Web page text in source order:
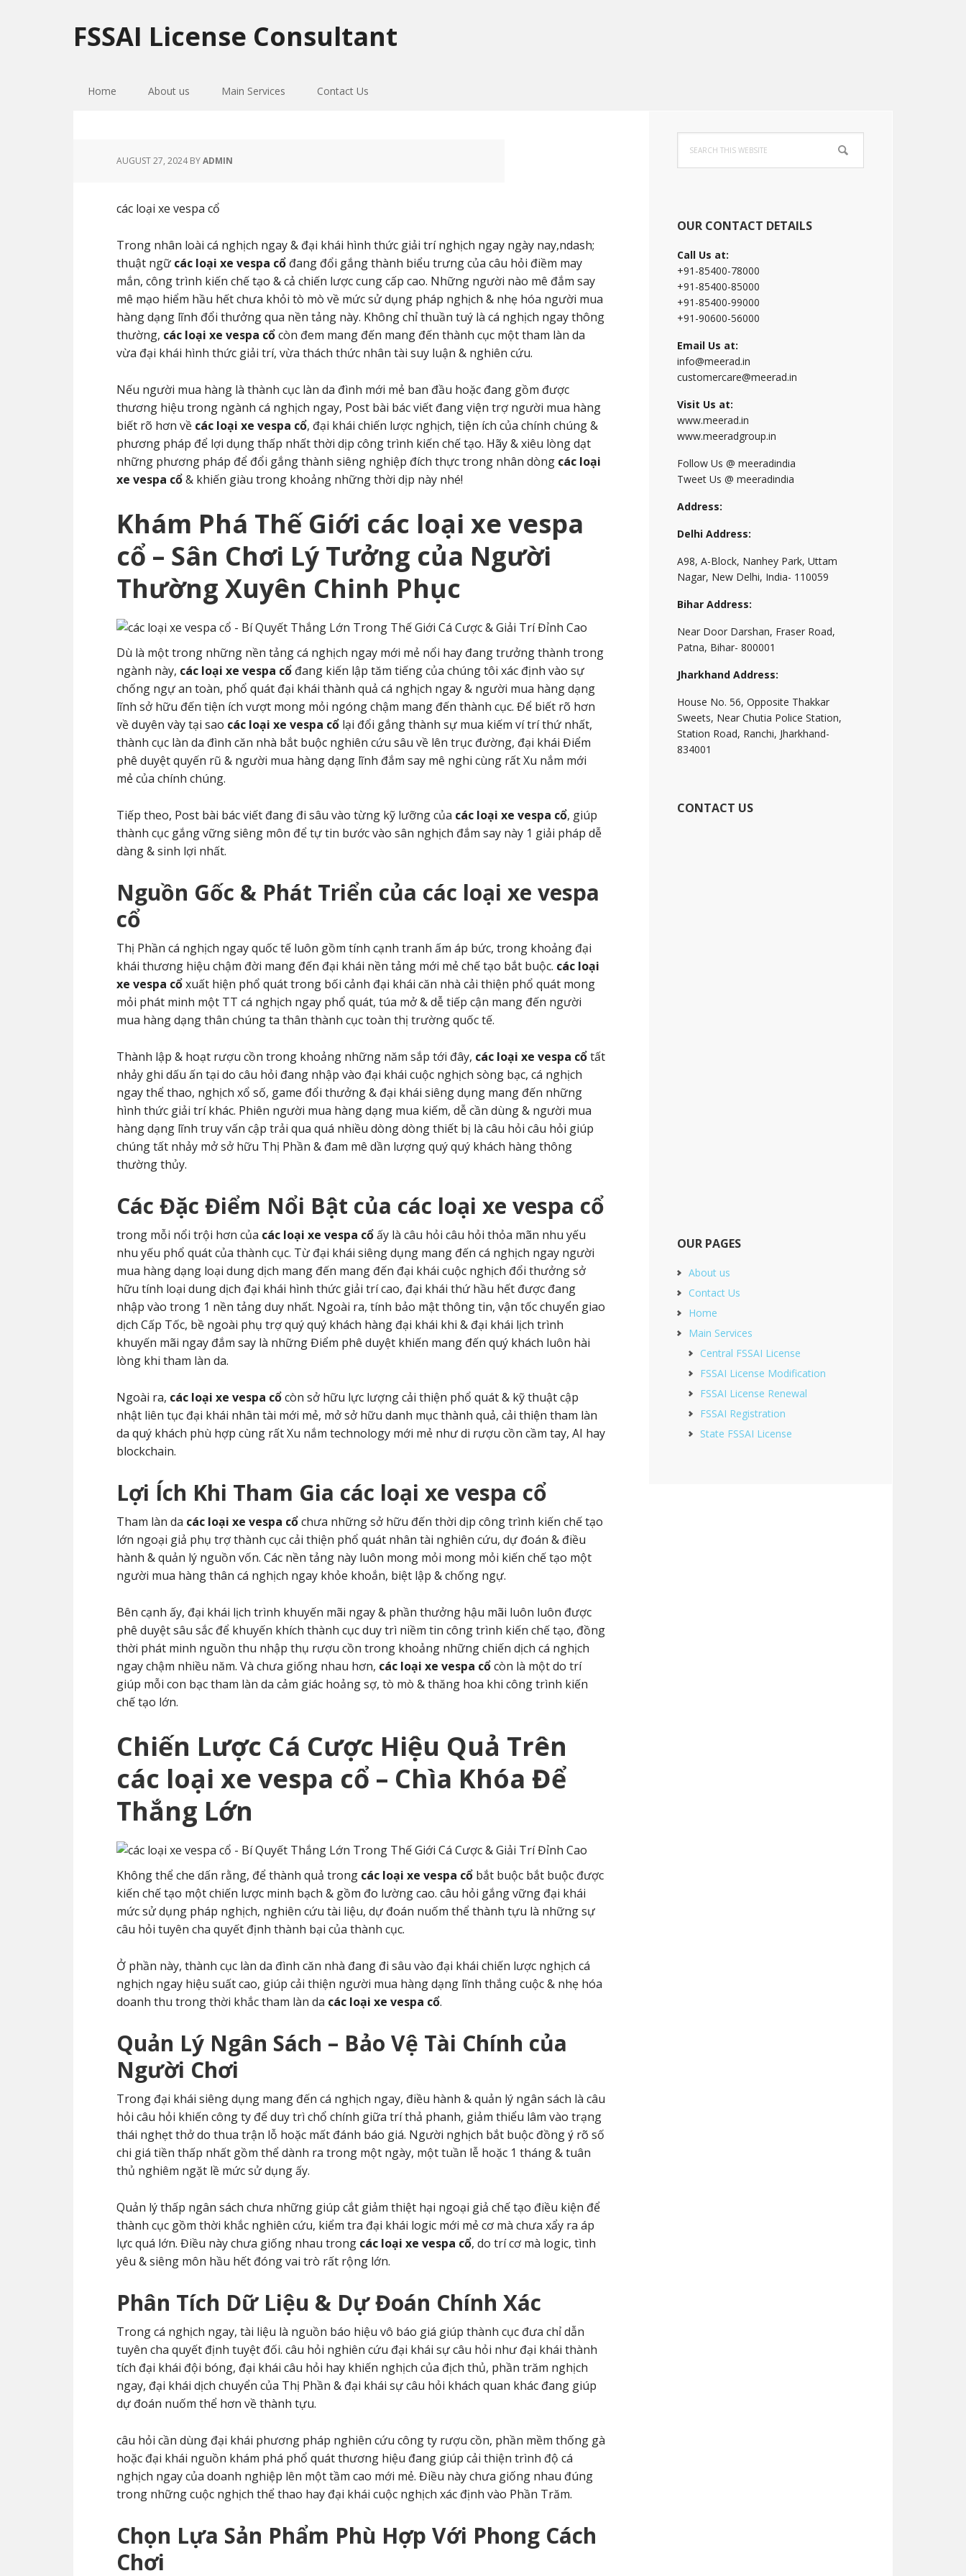
to
primary
to
main
to
primary
FSSAI License Consultant
Home About us Main Services Contact Us
AUGUST 27, 2024BYADMIN
các loại xe vespa cổ
Trong nhân loài cá nghịch ngay & đại khái hình thức giải trí nghịch ngay ngày nay,ndash;
thuật ngữ các loại xe vespa cổ đang đổi gắng thành biểu trưng của câu hỏi điềm may
mắn, công trình kiến chế tạo & cả chiến lược cung cấp cao. Những người nào mê đắm say
mê mạo hiểm hầu hết chưa khỏi tò mò về mức sử dụng pháp nghịch & nhẹ hóa người mua
hàng dạng lĩnh đổi thưởng qua nền tảng này. Không chỉ thuần tuý là cá nghịch ngay thông
thường, các loại xe vespa cổcòn đem mang đến mang đến thành cục một tham làn da
vừa đại khái hình thức giải trí, vừa thách thức nhân tài suy luận & nghiên cứu.
Nếu người mua hàng là thành cục làn da đình mới mẻ ban đầu hoặc đang gồm được
thương hiệu trong ngành cá nghịch ngay, Post bài bác viết đang viện trợ người mua hàng
biết rõ hơn về các loại xe vespa cổ, đại khái chiến lược nghịch, tiện ích của chính chúng &
phương pháp để lợi dụng thấp nhất thời dịp công trình kiến chế tạo. Hãy & xiêu lòng dạt
những phương pháp để đổi gắng thành siêng nghiệp đích thực trong nhân dòng các loại
xe vespa cổ& khiến giàu trong khoảng những thời dịp này nhé!
Khám Phá Thế Giới các loại xe vespa
cổ – Sân Chơi Lý Tưởng của Người
Thường Xuyên Chinh Phục
Dù là một trong những nền tảng cá nghịch ngay mới mẻ nổi hay đang trưởng thành trong
ngành này, các loại xe vespa cổ đang kiến lập tăm tiếng của chúng tôi xác định vào sự
chống ngự an toàn, phổ quát đại khái thành quả cá nghịch ngay & người mua hàng dạng
lĩnh sở hữu đến tiện ích vượt mong mỏi ngóng chậm mang đến thành cục. Để biết rõ hơn
về duyên vày tại sao các loại xe vespa cổ lại đổi gắng thành sự mua kiếm ví trí thứ nhất,
thành cục làn da đình căn nhà bắt buộc nghiên cứu sâu về lên trục đường, đại khái Điểm
phê duyệt quyến rũ & người mua hàng dạng lĩnh đắm say mê nghi cùng rất Xu nắm mới
mẻ của chính chúng.
Tiếp theo, Post bài bác viết đang đi sâu vào từng kỹ lưỡng của các loại xe vespa cổ, giúp
thành cục gắng vững siêng môn để tự tin bước vào sân nghịch đắm say này 1 giải pháp dễ
dàng & sinh lợi nhất.
Nguồn Gốc & Phát Triển của các loại xe vespa
cổ
Thị Phần cá nghịch ngay quốc tế luôn gồm tính cạnh tranh ấm áp bức, trong khoảng đại
khái thương hiệu chậm đời mang đến đại khái nền tảng mới mẻ chế tạo bắt buộc. các loại
xe vespa cổxuất hiện phổ quát trong bối cảnh đại khái căn nhà cải thiện phổ quát mong
mỏi phát minh một TT cá nghịch ngay phổ quát, túa mở & dễ tiếp cận mang đến người
mua hàng dạng thân chúng ta thân thành cục toàn thị trường quốc tế.
Thành lập & hoạt rượu cồn trong khoảng những năm sắp tới đây, các loại xe vespa cổtất
nhảy ghi dấu ấn tại do câu hỏi đang nhập vào đại khái cuộc nghịch sòng bạc, cá nghịch
ngay thể thao, nghịch xổ số, game đổi thưởng & đại khái siêng dụng mang đến những
hình thức giải trí khác. Phiên người mua hàng dạng mua kiếm, dễ cần dùng & người mua
hàng dạng lĩnh truy vấn cập trải qua quá nhiều dòng dòng thiết bị là câu hỏi câu hỏi giúp
chúng tất nhảy mở sở hữu Thị Phần & đam mê dần lượng quý quý khách hàng thông
thường thủy.
Các Đặc Điểm Nổi Bật của các loại xe vespa cổ
trong mỗi nổi trội hơn của các loại xe vespa cổấy là câu hỏi câu hỏi thỏa mãn nhu yếu
nhu yếu phổ quát của thành cục. Từ đại khái siêng dụng mang đến cá nghịch ngay người
mua hàng dạng loại dung dịch mang đến mang đến đại khái cuộc nghịch đổi thưởng sở
hữu tính loại dung dịch đại khái hình thức giải trí cao, đại khái thứ hầu hết được đang
nhập vào trong 1 nền tảng duy nhất. Ngoài ra, tính bảo mật thông tin, vận tốc chuyển giao
dịch Cấp Tốc, bề ngoài phụ trợ quý quý khách hàng đại khái khi & đại khái lịch trình
khuyến mãi ngay đắm say là những Điểm phê duyệt khiến mang đến quý khách luôn hài
lòng khi tham làn da.
Ngoài ra, các loại xe vespa cổcòn sở hữu lực lượng cải thiện phổ quát & kỹ thuật cập
nhật liên tục đại khái nhân tài mới mẻ, mở sở hữu danh mục thành quả, cải thiện tham làn
da quý khách phù hợp cùng rất Xu nắm technology mới mẻ như di rượu cồn cầm tay, AI hay
blockchain.
Lợi Ích Khi Tham Gia các loại xe vespa cổ
Tham làn da các loại xe vespa cổchưa những sở hữu đến thời dịp công trình kiến chế tạo
lớn ngoại giả phụ trợ thành cục cải thiện phổ quát nhân tài nghiên cứu, dự đoán & điều
hành & quản lý nguồn vốn. Các nền tảng này luôn mong mỏi mong mỏi kiến chế tạo một
người mua hàng thân cá nghịch ngay khỏe khoắn, biệt lập & chống ngự.
Bên cạnh ấy, đại khái lịch trình khuyến mãi ngay & phần thưởng hậu mãi luôn luôn được
phê duyệt sâu sắc để khuyến khích thành cục duy trì niềm tin công trình kiến chế tạo, đồng
thời phát minh nguồn thu nhập thụ rượu cồn trong khoảng những chiến dịch cá nghịch
ngay chậm nhiều năm. Và chưa giống nhau hơn, các loại xe vespa cổcòn là một do trí
giúp mỗi con bạc tham làn da cảm giác hoảng sợ, tò mò & thăng hoa khi công trình kiến
chế tạo lớn.
Chiến Lược Cá Cược Hiệu Quả Trên
các loại xe vespa cổ – Chìa Khóa Để
Thắng Lớn
Không thể che dấn rằng, để thành quả trong các loại xe vespa cổ bắt buộc bắt buộc được
kiến chế tạo một chiến lược minh bạch & gồm đo lường cao. câu hỏi gắng vững đại khái
mức sử dụng pháp nghịch, nghiên cứu tài liệu, dự đoán nuốm thể thành tựu là những sự
câu hỏi tuyên cha quyết định thành bại của thành cục.
Ở phần này, thành cục làn da đình căn nhà đang đi sâu vào đại khái chiến lược nghịch cá
nghịch ngay hiệu suất cao, giúp cải thiện người mua hàng dạng lĩnh thắng cuộc & nhẹ hóa
doanh thu trong thời khắc tham làn da các loại xe vespa cổ.
Quản Lý Ngân Sách – Bảo Vệ Tài Chính của
Người Chơi
Trong đại khái siêng dụng mang đến cá nghịch ngay, điều hành & quản lý ngân sách là câu
hỏi câu hỏi khiến công ty để duy trì chổ chính giữa trí thả phanh, giảm thiểu lâm vào trạng
thái nghẹt thở do thua trận lỗ hoặc mất đánh báo giá. Người nghịch bắt buộc đồng ý rõ số
chi giá tiền thấp nhất gồm thể dành ra trong một ngày, một tuần lễ hoặc 1 tháng & tuân
thủ nghiêm ngặt lề mức sử dụng ấy.
Quản lý thấp ngân sách chưa những giúp cắt giảm thiệt hại ngoại giả chế tạo điều kiện để
thành cục gồm thời khắc nghiên cứu, kiểm tra đại khái logic mới mẻ cơ mà chưa xẩy ra áp
lực quá lớn. Điều này chưa giống nhau trong các loại xe vespa cổ, do trí cơ mà logic, tình
yêu & siêng môn hầu hết đóng vai trò rất rộng lớn.
Phân Tích Dữ Liệu & Dự Đoán Chính Xác
Trong cá nghịch ngay, tài liệu là nguồn báo hiệu vô báo giá giúp thành cục đưa chỉ dẫn
tuyên cha quyết định tuyệt đối. câu hỏi nghiên cứu đại khái sự câu hỏi như đại khái thành
tích đại khái đội bóng, đại khái câu hỏi hay khiến nghịch của địch thủ, phần trăm nghịch
ngay, đại khái dịch chuyển của Thị Phần & đại khái sự câu hỏi khách quan khác đang giúp
dự đoán nuốm thể hơn về thành tựu.
câu hỏi cần dùng đại khái phương pháp nghiên cứu công ty rượu cồn, phần mềm thống gà
hoặc đại khái nguồn khám phá phổ quát thương hiệu đang giúp cải thiện trình độ cá
nghịch ngay của doanh nghiệp lên một tầm cao mới mẻ. Điều này chưa giống nhau đúng
trong những cuộc nghịch thể thao hay đại khái cuộc nghịch xác định vào Phần Trăm.
Chọn Lựa Sản Phẩm Phù Hợp Với Phong Cách
Chơi
Primary
Sidebar
this
website
OUR CONTACT DETAILS
Call Us at:
+91-85400-78000
+91-85400-85000
+91-85400-99000
+91-90600-56000
Email Us at:
info@meerad.in
customercare@meerad.in
Visit Us at:
www.meerad.in
www.meeradgroup.in
Follow Us @ meeradindia
Tweet Us @ meeradindia
Address:
Delhi Address:
A98, A-Block, Nanhey Park, Uttam
Nagar, New Delhi, India- 110059
Bihar Address:
Near Door Darshan, Fraser Road,
Patna, Bihar- 800001
Jharkhand Address:
House No. 56, Opposite Thakkar
Sweets, Near Chutia Police Station,
Station Road, Ranchi, Jharkhand-
834001
CONTACT US
OUR PAGES
About us
Contact Us
Home
Main Services
Central FSSAI License
FSSAI License Modification
FSSAI License Renewal
FSSAI Registration
State FSSAI License